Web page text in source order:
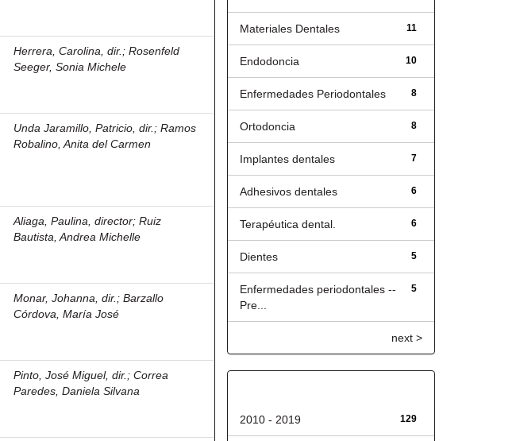
Herrera, Carolina, dir. ;Rosenfeld
Seeger, Sonia Michele
Unda Jaramillo, Patricio, dir. ;Ramos
Robalino, Anita del Carmen
Aliaga, Paulina, director;Ruiz
Bautista, Andrea Michelle
Monar, Johanna, dir. ;Barzallo
Córdova, María José
Pinto, José Miguel, dir. ;Correa
Paredes, Daniela Silvana
11
Materiales Dentales
10
Endodoncia
8
Enfermedades Periodontales
8
Ortodoncia
7
Implantes dentales
6
Adhesivos dentales
6
Terapéutica dental.
5
Dientes
5
Enfermedades periodontales --
Pre...
next >
129
2010 - 2019